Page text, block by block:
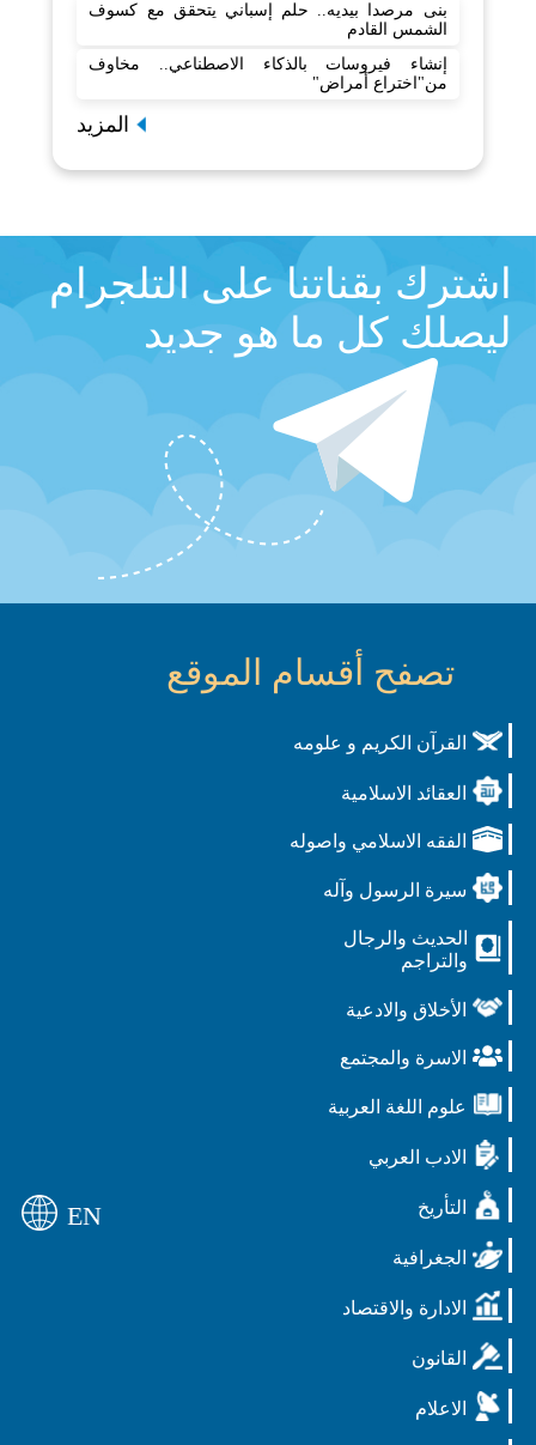
بنى مرصدا بيديه.. حلم إسباني يتحقق مع كسوف
الشمس القادم
إنشاء فيروسات بالذكاء الاصطناعي.. مخاوف
من"اختراع أمراض"
المزيد
اشترك بقناتنا على التلجرام
ليصلك كل ما هو جديد
تصفح أقسام الموقع
القرآن الكريم و علومه
العقائد الاسلامية
الفقه الاسلامي واصوله
سيرة الرسول وآله
الحديث والرجال
والتراجم
الأخلاق والادعية
الاسرة والمجتمع
علوم اللغة العربية
الادب العربي
التأريخ
الجغرافية
الادارة والاقتصاد
القانون
الاعلام
EN